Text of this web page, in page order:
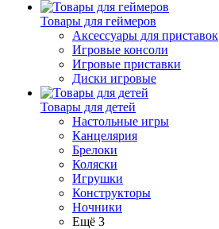
Товары для геймеров
Аксессуары для приставок
Игровые консоли
Игровые приставки
Диски игровые
Товары для детей
Настольные игры
Канцелярия
Брелоки
Коляски
Игрушки
Конструкторы
Ночники
Ещё 3